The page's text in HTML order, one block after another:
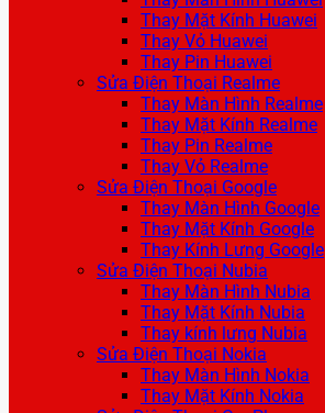
Thay Mặt Kính Huawei
Thay Vỏ Huawei
Thay Pin Huawei
Sửa Điện Thoại Realme
Thay Màn Hình Realme
Thay Mặt Kính Realme
Thay Pin Realme
Thay Vỏ Realme
Sửa Điện Thoại Google
Thay Màn Hình Google
Thay Mặt Kính Google
Thay Kính Lưng Google
Sửa Điện Thoại Nubia
Thay Màn Hình Nubia
Thay Mặt Kính Nubia
Thay kính lưng Nubia
Sửa Điện Thoại Nokia
Thay Màn Hình Nokia
Thay Mặt Kính Nokia